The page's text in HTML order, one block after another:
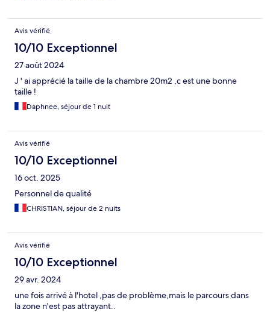
Avis vérifié
10/10 Exceptionnel
27 août 2024
J ' ai apprécié la taille de la chambre 20m2 ,c est une bonne
taille !
Daphnee, séjour de 1 nuit
Avis vérifié
10/10 Exceptionnel
16 oct. 2025
Personnel de qualité
CHRISTIAN, séjour de 2 nuits
Avis vérifié
10/10 Exceptionnel
29 avr. 2024
une fois arrivé à l'hotel ,pas de problème,mais le parcours dans
la zone n'est pas attrayant..